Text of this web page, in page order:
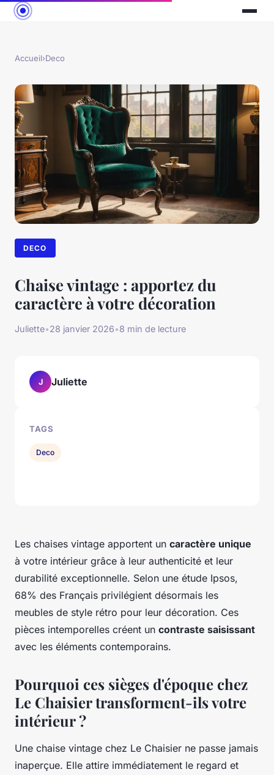
Accueil›Deco
DECO
Chaise vintage : apportez du
caractère à votre décoration
Juliette•28 janvier 2026•8 min de lecture
Les chaises vintage apportent un caractère unique
à votre intérieur grâce à leur authenticité et leur
durabilité exceptionnelle. Selon une étude Ipsos,
68% des Français privilégient désormais les
meubles de style rétro pour leur décoration. Ces
pièces intemporelles créent un contraste saisissant
avec les éléments contemporains.
Pourquoi ces sièges d'époque chez
Le Chaisier transforment-ils votre
intérieur ?
Une chaise vintage chez Le Chaisier ne passe jamais
inaperçue. Elle attire immédiatement le regard et
J Juliette
TAGS
Deco